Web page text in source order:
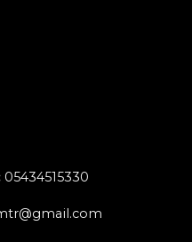
05434515330